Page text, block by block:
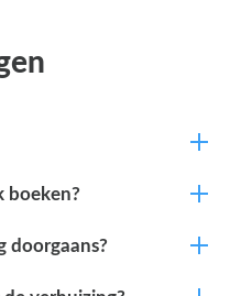
boeken?
doorgaans?